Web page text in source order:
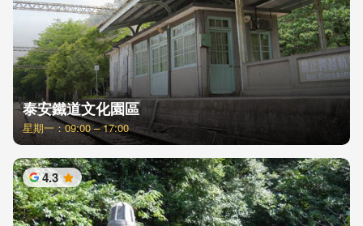
泰安鐵道文化園區
星期一：09:00 – 17:00
4.3 星